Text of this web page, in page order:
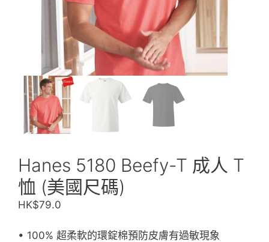
Hanes 5180 Beefy-T 成人 T
恤 (美國尺碼)
HK$79.0
• 100% 超柔軟的環錠棉預防皮膚有過敏現象